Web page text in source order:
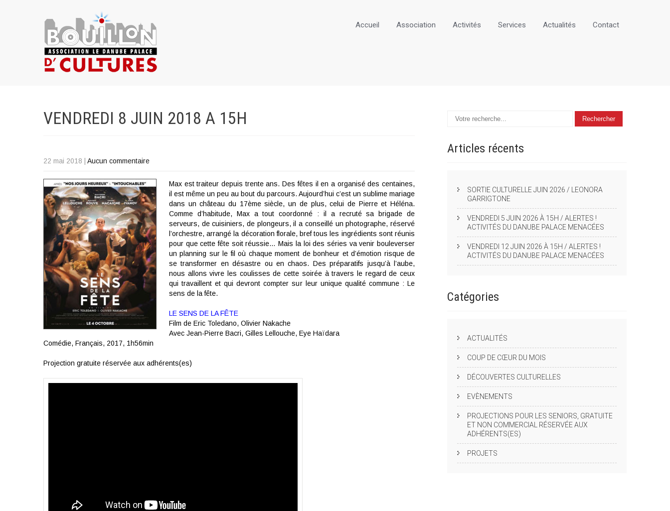
Accueil Association Activités Services Actualités Contact
VENDREDI 8 JUIN 2018 A 15H
22 mai 2018 Aucun commentaire
Max est traiteur depuis trente ans. Des fêtes il en a organisé des centaines,
il est même un peu au bout du parcours. Aujourd’hui c’est un sublime mariage
dans un château du 17ème siècle, un de plus, celui de Pierre et Héléna.
Comme d’habitude, Max a tout coordonné : il a recruté sa brigade de
serveurs, de cuisiniers, de plongeurs, il a conseillé un photographe, réservé
l’orchestre, arrangé la décoration florale, bref tous les ingrédients sont réunis
pour que cette fête soit réussie… Mais la loi des séries va venir bouleverser
un planning sur le fil où chaque moment de bonheur et d’émotion risque de
se transformer en désastre ou en chaos. Des préparatifs jusqu’à l’aube,
nous allons vivre les coulisses de cette soirée à travers le regard de ceux
qui travaillent et qui devront compter sur leur unique qualité commune : Le
sens de la fête.
LE SENS DE LA FÊTE
Film de Eric Toledano, Olivier Nakache
Avec Jean-Pierre Bacri, Gilles Lellouche, Eye Haïdara
Comédie, Français, 2017, 1h56min
Projection gratuite réservée aux adhérents(es)
Articles récents
SORTIE CULTURELLE JUIN 2026 / LEONORA
GARRIGTONE
VENDREDI 5 JUIN 2026 À 15H / ALERTES !
ACTIVITÉS DU DANUBE PALACE MENACÉES
VENDREDI 12 JUIN 2026 À 15H / ALERTES !
ACTIVITÉS DU DANUBE PALACE MENACÉES
Catégories
ACTUALITÉS
COUP DE CŒUR DU MOIS
DÉCOUVERTES CULTURELLES
EVÈNEMENTS
PROJECTIONS POUR LES SENIORS, GRATUITE
ET NON COMMERCIAL RÉSERVÉE AUX
ADHÉRENTS(ES)
PROJETS